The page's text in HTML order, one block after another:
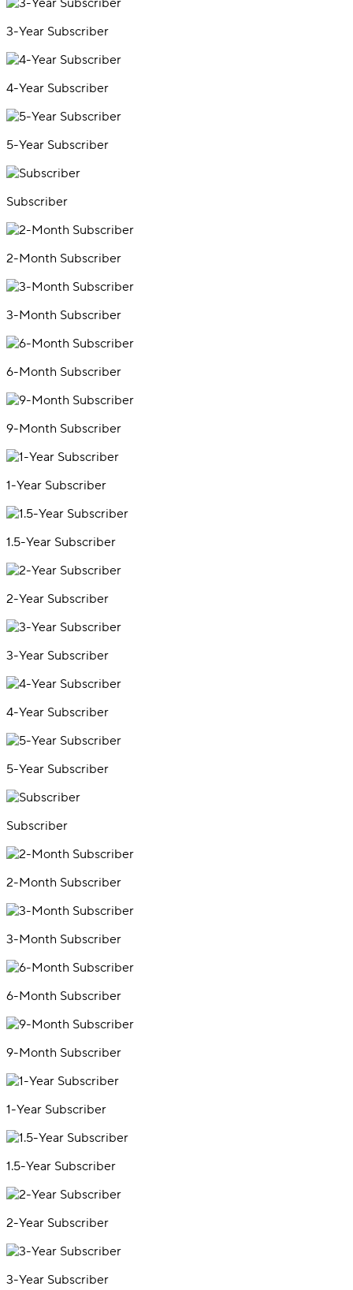
3-Year Subscriber
4-Year Subscriber
5-Year Subscriber
Subscriber
2-Month Subscriber
3-Month Subscriber
6-Month Subscriber
9-Month Subscriber
1-Year Subscriber
1.5-Year Subscriber
2-Year Subscriber
3-Year Subscriber
4-Year Subscriber
5-Year Subscriber
Subscriber
2-Month Subscriber
3-Month Subscriber
6-Month Subscriber
9-Month Subscriber
1-Year Subscriber
1.5-Year Subscriber
2-Year Subscriber
3-Year Subscriber